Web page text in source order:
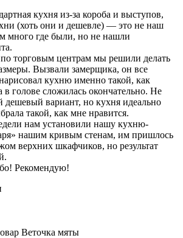
кухня из-за короба и выступов,
(хоть они и дешевле) — это не наш
много где были, но не нашли
торговым центрам мы решили делать
Вызвали замерщика, он все
кухню именно такой, как
в голове сложилась окончательно. Не
дешевый вариант, но кухня идеально
такой, как мне нравится.
нам установили нашу кухню-
нашим кривым стенам, им пришлось
верхних шкафчиков, но результат
Рекомендую!
Веточка мяты